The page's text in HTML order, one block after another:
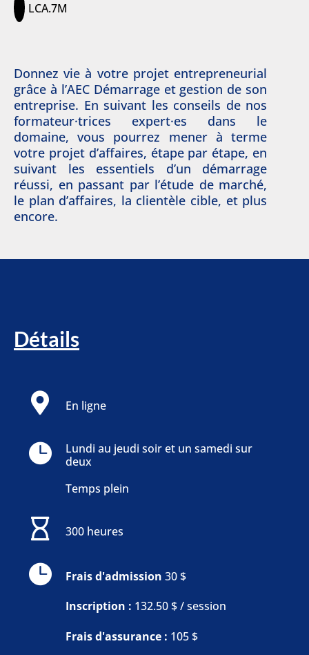
LCA.7M
Donnez vie à votre projet entrepreneurial
grâce à l’AEC Démarrage et gestion de son
entreprise. En suivant les conseils de nos
formateur·trices expert·es dans le
domaine, vous pourrez mener à terme
votre projet d’affaires, étape par étape, en
suivant les essentiels d’un démarrage
réussi, en passant par l’étude de marché,
le plan d’affaires, la clientèle cible, et plus
encore.
Détails
En ligne
Lundi au jeudi soir et un samedi sur
deux
Temps plein
300 heures
Frais d'admission 30 $
Inscription : 132.50 $ / session
Frais d'assurance : 105 $